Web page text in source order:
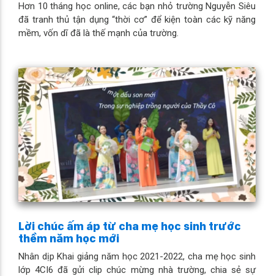
Hơn 10 tháng học online, các bạn nhỏ trường Nguyễn Siêu
đã tranh thủ tận dụng “thời cơ” để kiện toàn các kỹ năng
mềm, vốn dĩ đã là thế mạnh của trường.
Lời chúc ấm áp từ cha mẹ học sinh trước
thềm năm học mới
Nhân dịp Khai giảng năm học 2021-2022, cha mẹ học sinh
lớp 4CI6 đã gửi clip chúc mừng nhà trường, chia sẻ sự